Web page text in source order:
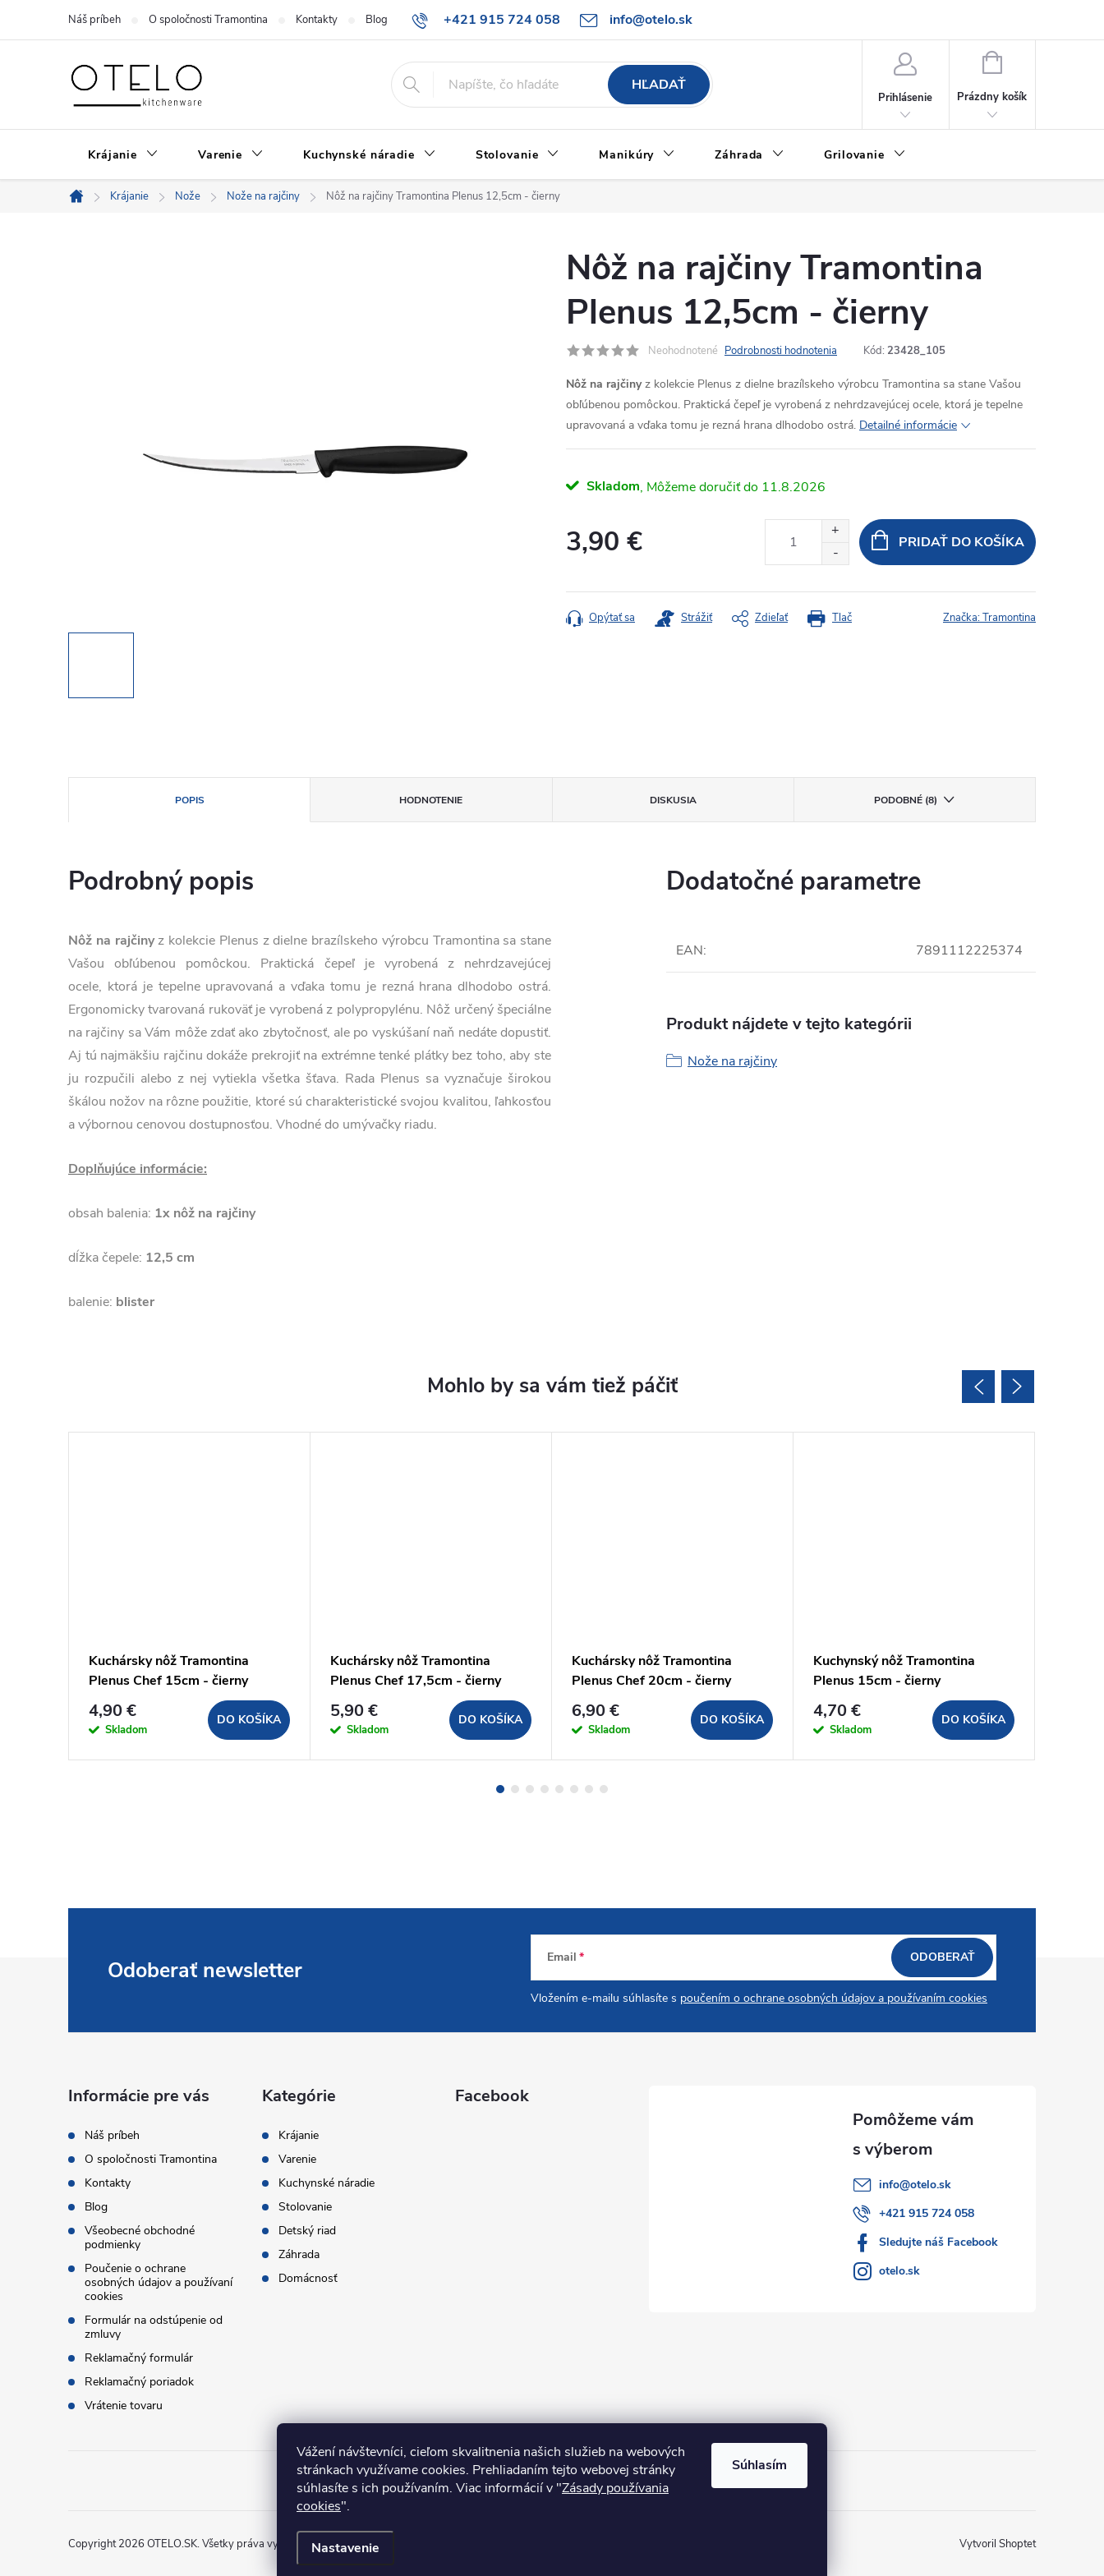
Vážení návštevníci, cieľom skvalitnenia našich služieb na webových
stránkach využívame cookies. Prehliadaním tejto webovej stránky
súhlasíte s ich používaním. Viac informácií v "Zásady používania
cookies".
Nastavenie
Súhlasím
+421 915 724 058 info@otelo.sk
Náš príbeh O spoločnosti Tramontina Kontakty Blog Všeobecné obchodné podmienky Poučenie o ochrane osobných údajov a používaní cookies
HĽADAŤ
Prihlásenie
NÁKUPNÝ
Prázdny košík
Krájanie Varenie Kuchynské náradie Stolovanie Manikúry Záhrada Grilovanie
Domov
Krájanie Nože Nože na rajčiny Nôž na rajčiny Tramontina Plenus 12,5cm - čierny
Nôž na rajčiny Tramontina
Plenus 12,5cm - čierny
Neohodnotené Podrobnosti hodnotenia Kód: 23428_105
Nôž na rajčinyz kolekcie Plenus z dielne brazílskeho výrobcu Tramontina sa stane Vašou
obľúbenou pomôckou. Praktická čepeľ je vyrobená z nehrdzavejúcej ocele, ktorá je tepelne
upravovaná a vďaka tomu je rezná hrana dlhodobo ostrá. Detailné informácie
Skladom 11.8.2026
3,90 € PRIDAŤ DO KOŠÍKA
Tlač
Opýtať sa Strážiť Zdieľať Značka:Tramontina
POPIS HODNOTENIE DISKUSIA PODOBNÉ (8)
Podrobný popis
Nôž na rajčinyz kolekcie Plenus z dielne brazílskeho výrobcu Tramontina sa stane
Vašou obľúbenou pomôckou. Praktická čepeľ je vyrobená z nehrdzavejúcej
ocele, ktorá je tepelne upravovaná a vďaka tomu je rezná hrana dlhodobo ostrá.
Ergonomicky tvarovaná rukoväť je vyrobená z polypropylénu. Nôž určený špeciálne
na rajčiny sa Vám môže zdať ako zbytočnosť, ale po vyskúšaní naň nedáte dopustiť.
Aj tú najmäkšiu rajčinu dokáže prekrojiť na extrémne tenké plátky bez toho, aby ste
ju rozpučili alebo z nej vytiekla všetka šťava. Rada Plenus sa vyznačuje širokou
škálou nožov na rôzne použitie, ktoré sú charakteristické svojou kvalitou, ľahkosťou
a výbornou cenovou dostupnosťou. Vhodné do umývačky riadu.
Doplňujúce informácie:
obsah balenia: 1x nôž na rajčiny
dĺžka čepele: 12,5 cm
balenie: blister
Dodatočné parametre
EAN: 7891112225374
Produkt nájdete v tejto kategórii
Nože na rajčiny
Kuchársky nôž Tramontina
Plenus Chef 15cm - čierny
4,90 €
Skladom
DO KOŠÍKA
Kuchársky nôž Tramontina
Plenus Chef 17,5cm - čierny
5,90 €
Skladom
DO KOŠÍKA
Kuchársky nôž Tramontina
Plenus Chef 20cm - čierny
6,90 €
Skladom
DO KOŠÍKA
Kuchynský nôž Tramontina
Plenus 15cm - čierny
4,70 €
Skladom
DO KOŠÍKA
Odoberať newsletter Email
Vložením e-mailu súhlasíte s poučením o ochrane osobných údajov a používaním cookies
ODOBERAŤ
Informácie pre vás
Náš príbeh
O spoločnosti Tramontina
Kontakty
Blog
Všeobecné obchodné
podmienky
Poučenie o ochrane
osobných údajov a používaní
cookies
Formulár na odstúpenie od
zmluvy
Reklamačný formulár
Reklamačný poriadok
Vrátenie tovaru
Kategórie
Krájanie
Varenie
Kuchynské náradie
Stolovanie
Detský riad
Záhrada
Domácnosť
Facebook
info@otelo.sk
+421 915 724 058
Sledujte náš Facebook
otelo.sk
Vytvoril Shoptet
Copyright 2026 OTELO.SK. Všetky práva vyhradené.